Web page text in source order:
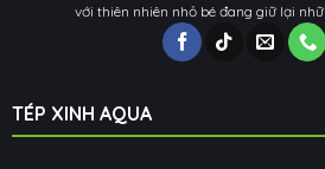
với thiên nhiên nhỏ bé đang giữ lại
TÉP XINH AQUA